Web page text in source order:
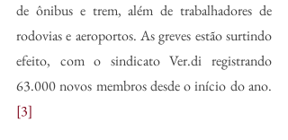
de ônibus e trem, além de trabalhadores de
rodovias e aeroportos. As greves estão surtindo
efeito, com o sindicato Ver.di registrando
63.000 novos membros desde o início do ano.
[3]